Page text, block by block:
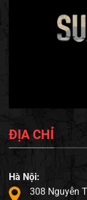
ĐỊA CHỈ
Hà Nội:
308 Nguyễn